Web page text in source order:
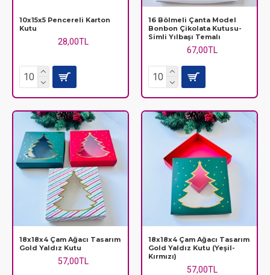
10x15x5 Pencereli Karton
Kutu
28,00TL
16 Bölmeli Çanta Model
Bonbon Çikolata Kutusu-
Simli Yılbaşı Temalı
67,00TL
18x18x4 Çam Ağacı Tasarım
Gold Yaldız Kutu
57,00TL
18x18x4 Çam Ağacı Tasarım
Gold Yaldız Kutu (Yeşil-
Kırmızı)
57,00TL